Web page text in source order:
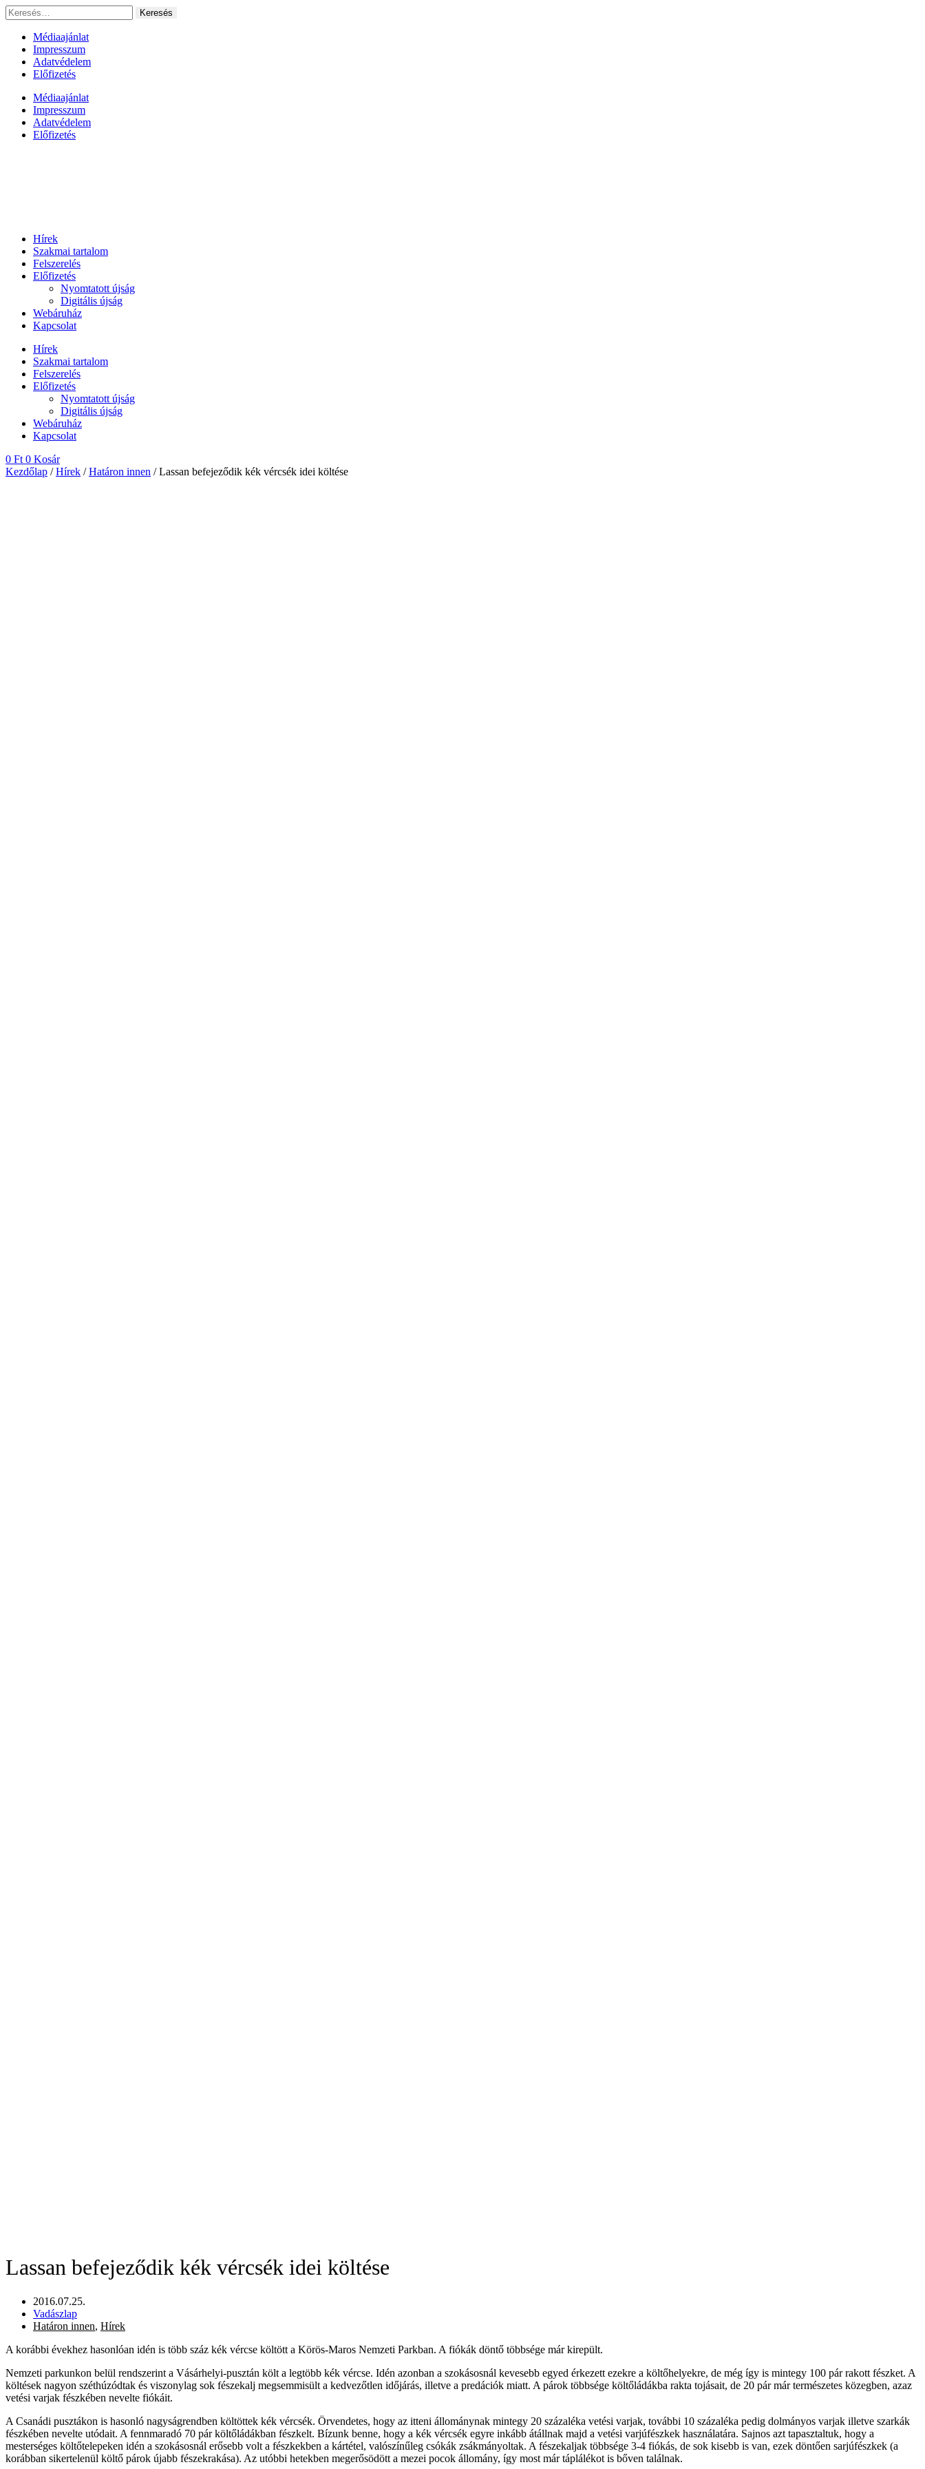
Ugrás
a
tartalomhoz
Keresés:
Médiaajánlat
Impresszum
Adatvédelem
Előfizetés
Médiaajánlat
Impresszum
Adatvédelem
Előfizetés
Hírek
Szakmai tartalom
Felszerelés
Előfizetés
Nyomtatott újság
Digitális újság
Webáruház
Kapcsolat
Hírek
Szakmai tartalom
Felszerelés
Előfizetés
Nyomtatott újság
Digitális újság
Webáruház
Kapcsolat
0 Ft 0 Kosár
Kezdőlap /Hírek /Határon innen / Lassan befejeződik kék vércsék idei költése
Lassan befejeződik kék vércsék idei költése
2016.07.25.
Vadászlap
Határon innen, Hírek
A korábbi évekhez hasonlóan idén is több száz kék vércse költött a Körös-Maros Nemzeti Parkban. A fiókák döntő többsége már kirepült.
Nemzeti parkunkon belül rendszerint a Vásárhelyi-pusztán költ a legtöbb kék vércse. Idén azonban a szokásosnál kevesebb egyed érkezett ezekre a költőhelyekre, de még így is mintegy 100 pár rakott fészket. A
költések nagyon széthúzódtak és viszonylag sok fészekalj megsemmisült a kedvezőtlen időjárás, illetve a predációk miatt. A párok többsége költőládákba rakta tojásait, de 20 pár már természetes közegben, azaz
vetési varjak fészkében nevelte fiókáit.
A Csanádi pusztákon is hasonló nagyságrendben költöttek kék vércsék. Örvendetes, hogy az itteni állománynak mintegy 20 százaléka vetési varjak, további 10 százaléka pedig dolmányos varjak illetve szarkák
fészkében nevelte utódait. A fennmaradó 70 pár költőládákban fészkelt. Bízunk benne, hogy a kék vércsék egyre inkább átállnak majd a vetési varjúfészkek használatára. Sajnos azt tapasztaltuk, hogy a
mesterséges költőtelepeken idén a szokásosnál erősebb volt a fészkekben a kártétel, valószínűleg csókák zsákmányoltak. A fészekaljak többsége 3-4 fiókás, de sok kisebb is van, ezek döntően sarjúfészkek (a
korábban sikertelenül költő párok újabb fészekrakása). Az utóbbi hetekben megerősödött a mezei pocok állomány, így most már táplálékot is bőven találnak.